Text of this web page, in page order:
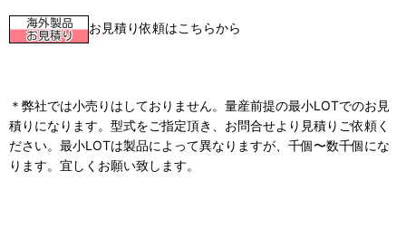
お見積り依頼はこちらから
＊弊社では小売りはしておりません。量産前提の最小LOTでのお見
積りになります。型式をご指定頂き、お問合せより見積りご依頼く
ださい。最小LOTは製品によって異なりますが、千個〜数千個にな
ります。宜しくお願い致します。